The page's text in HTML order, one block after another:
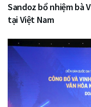
Sandoz bổ nhiệm bà
tại Việt Nam